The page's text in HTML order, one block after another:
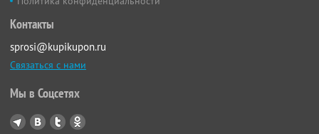
Контакты
sprosi@kupikupon.ru
Связаться с нами
Мы в Соцсетях